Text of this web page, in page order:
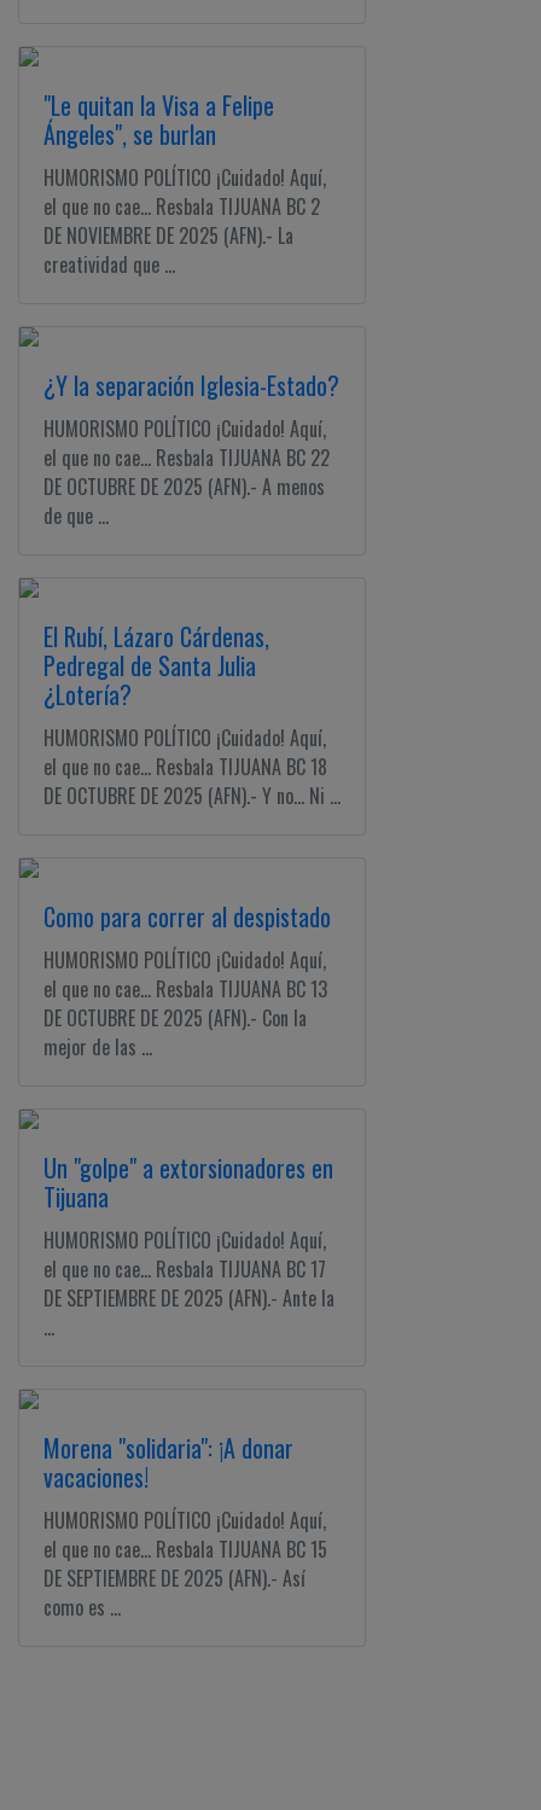
"Le quitan la Visa a Felipe
Ángeles", se burlan
HUMORISMO POLÍTICO ¡Cuidado! Aquí,
el que no cae... Resbala TIJUANA BC 2
DE NOVIEMBRE DE 2025 (AFN).- La
creatividad que ...
¿Y la separación Iglesia-Estado?
HUMORISMO POLÍTICO ¡Cuidado! Aquí,
el que no cae... Resbala TIJUANA BC 22
DE OCTUBRE DE 2025 (AFN).- A menos
de que ...
El Rubí, Lázaro Cárdenas,
Pedregal de Santa Julia
¿Lotería?
HUMORISMO POLÍTICO ¡Cuidado! Aquí,
el que no cae... Resbala TIJUANA BC 18
DE OCTUBRE DE 2025 (AFN).- Y no... Ni ...
Como para correr al despistado
HUMORISMO POLÍTICO ¡Cuidado! Aquí,
el que no cae... Resbala TIJUANA BC 13
DE OCTUBRE DE 2025 (AFN).- Con la
mejor de las ...
Un "golpe" a extorsionadores en
Tijuana
HUMORISMO POLÍTICO ¡Cuidado! Aquí,
el que no cae... Resbala TIJUANA BC 17
DE SEPTIEMBRE DE 2025 (AFN).- Ante la
...
Morena "solidaria": ¡A donar
vacaciones!
HUMORISMO POLÍTICO ¡Cuidado! Aquí,
el que no cae... Resbala TIJUANA BC 15
DE SEPTIEMBRE DE 2025 (AFN).- Así
como es ...